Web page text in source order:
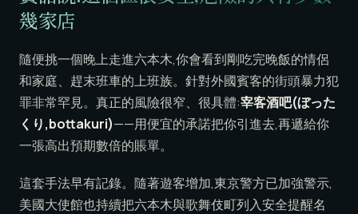
幾家店
隨便挑一個晚上走進六本木,你會看到剛吃完晚飯的情侶
和家庭、趕末班車的上班族。針對外國賓客的街頭暴力犯
罪非常罕見。真正的風險很窄、很具體:宰客酒吧(ぼった
くり,bottakuri)——用便宜的承諾把你引進去,再遞給你
一張高出預期數倍的賬單。
這套手法早有記錄。隨著遊客增加,東京警方已加強警示,
美國大使館也持續把六本木與歌舞伎町列入安全提醒名